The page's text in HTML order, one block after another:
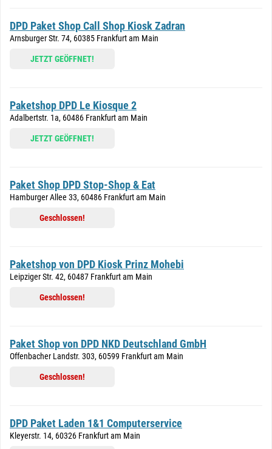
DPD Paket Shop Call Shop Kiosk Zadran
Arnsburger Str. 74, 60385 Frankfurt am Main
JETZT GEÖFFNET!
Paketshop DPD Le Kiosque 2
Adalbertstr. 1a, 60486 Frankfurt am Main
JETZT GEÖFFNET!
Paket Shop DPD Stop-Shop & Eat
Hamburger Allee 33, 60486 Frankfurt am Main
Geschlossen!
Paketshop von DPD Kiosk Prinz Mohebi
Leipziger Str. 42, 60487 Frankfurt am Main
Geschlossen!
Paket Shop von DPD NKD Deutschland GmbH
Offenbacher Landstr. 303, 60599 Frankfurt am Main
Geschlossen!
DPD Paket Laden 1&1 Computerservice
Kleyerstr. 14, 60326 Frankfurt am Main